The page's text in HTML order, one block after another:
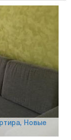
Новые